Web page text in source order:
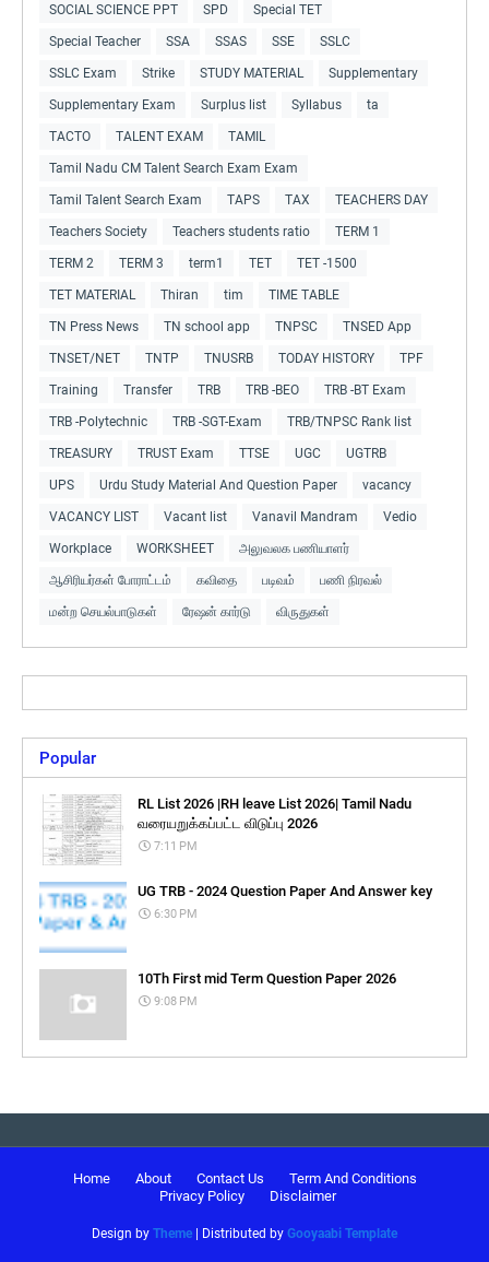
SOCIAL SCIENCE PPT SPD Special TET
Special Teacher SSA SSAS SSE SSLC
SSLC Exam Strike STUDY MATERIAL Supplementary
Supplementary Exam Surplus list Syllabus ta
TACTO TALENT EXAM TAMIL
Tamil Nadu CM Talent Search Exam Exam
Tamil Talent Search Exam TAPS TAX TEACHERS DAY
Teachers Society Teachers students ratio TERM 1
TERM 2 TERM 3 term1 TET TET -1500
TET MATERIAL Thiran tim TIME TABLE
TN Press News TN school app TNPSC TNSED App
TNSET/NET TNTP TNUSRB TODAY HISTORY TPF
Training Transfer TRB TRB -BEO TRB -BT Exam
TRB -Polytechnic TRB -SGT-Exam TRB/TNPSC Rank list
TREASURY TRUST Exam TTSE UGC UGTRB
UPS Urdu Study Material And Question Paper vacancy
VACANCY LIST Vacant list Vanavil Mandram Vedio
Workplace WORKSHEET அலுவலக பணியாளர்
ஆசிரியர்கள் போராட்டம் கவிதை படிவம் பணி நிரவல்
மன்ற செயல்பாடுகள் ரேஷன் கார்டு விருதுகள்
Popular
RL List 2026 |RH leave List 2026| Tamil Nadu
வரையறுக்கப்பட்ட விடுப்பு 2026
7:11 PM
UG TRB - 2024 Question Paper And Answer key
6:30 PM
10Th First mid Term Question Paper 2026
9:08 PM
Home About Contact Us
Term And Conditions
Privacy Policy
Disclaimer
Design by Theme | Distributed by Gooyaabi Template